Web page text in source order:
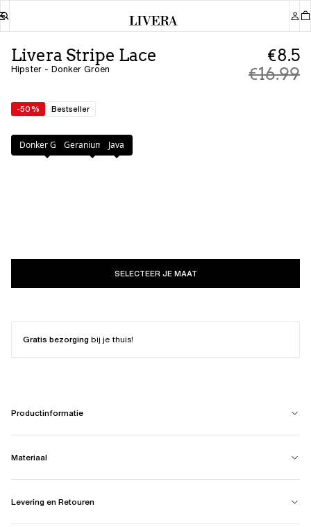
Livera Stripe Lace
Hipster - Donker Groen
€8.5
€16.99
-50% Bestseller
Kleur: Donker Groen
Donker GroenGeranium Pink
Java
SELECTEER JE MAAT
Gratis bezorgingbij je thuis!
Productinformatie
Materiaal
Levering en Retouren